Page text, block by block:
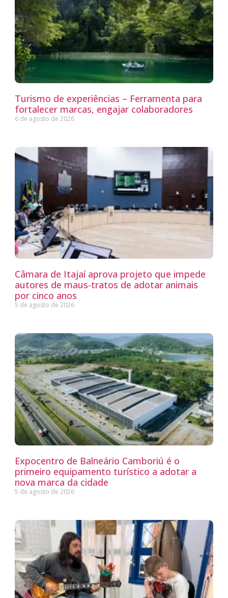
Turismo de experiências – Ferramenta para
fortalecer marcas, engajar colaboradores
6 de agosto de 2026
Câmara de Itajaí aprova projeto que impede
autores de maus-tratos de adotar animais
por cinco anos
5 de agosto de 2026
Expocentro de Balneário Camboriú é o
primeiro equipamento turístico a adotar a
nova marca da cidade
5 de agosto de 2026